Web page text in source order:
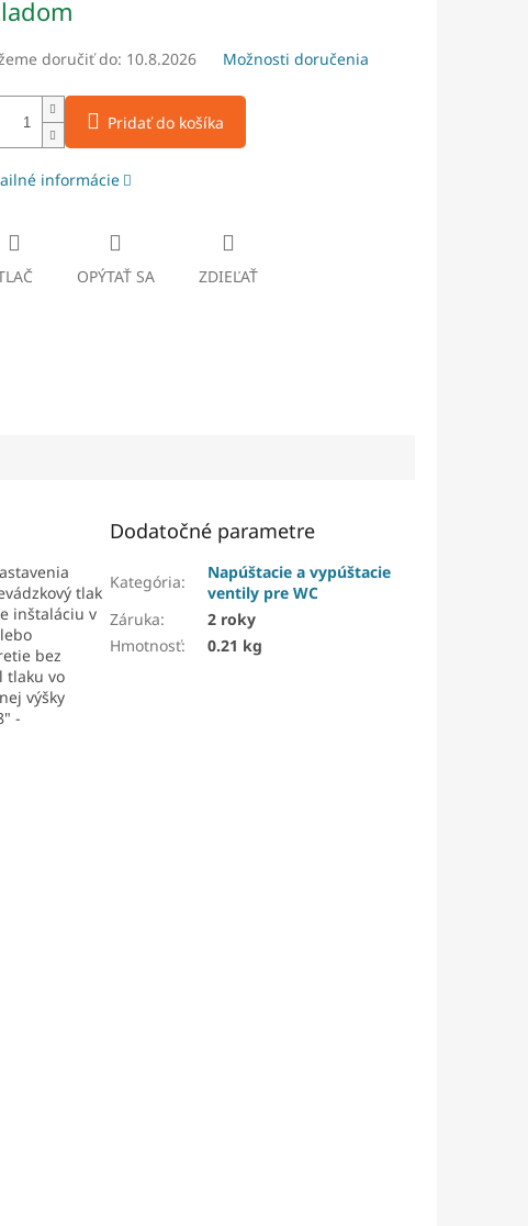
doručiť do: 10.8.2026 Možnosti doručenia
Pridať do košíka
informácie
OPÝTAŤ SA ZDIEĽAŤ
tlak
inštaláciu v
bez
tlaku vo
výšky
-
Dodatočné parametre
Kategória:
Napúštacie a vypúštacie
ventily pre WC
Záruka:
2 roky
Hmotnosť: 0.21 kg